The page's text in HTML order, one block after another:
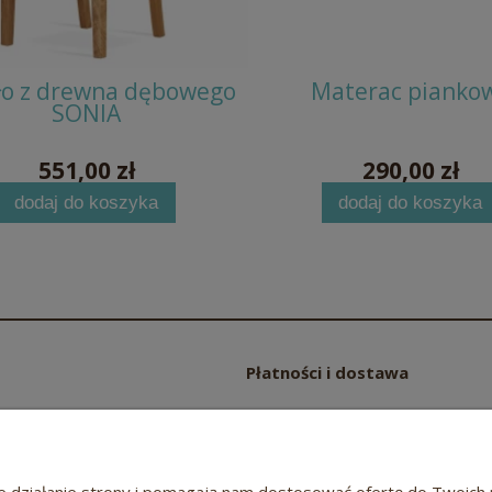
z drewna dębowego
SONIA
551,00 zł
dodaj do koszyka
Materac
290,00 zł
dodaj do koszyka
Płatności i dostawa
Czas i koszty dostawy